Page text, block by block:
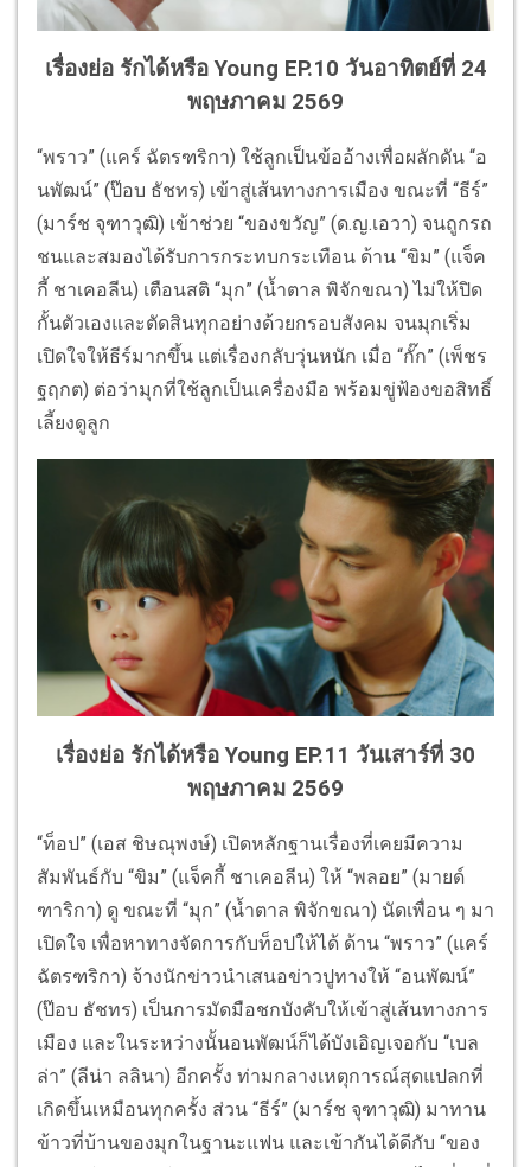
เรื่องย่อ รักได้หรือ Young EP.10 วันอาทิตย์ที่ 24
พฤษภาคม 2569
“พราว” (แคร์ ฉัตรฑริกา) ใช้ลูกเป็นข้ออ้างเพื่อผลักดัน “อ
นพัฒน์” (ป๊อบ ธัชทร) เข้าสู่เส้นทางการเมือง ขณะที่ “ธีร์”
(มาร์ช จุฑาวุฒิ) เข้าช่วย “ของขวัญ” (ด.ญ.เอวา) จนถูกรถ
ชนและสมองได้รับการกระทบกระเทือน ด้าน “ขิม” (แจ็ค
กี้ ชาเคอลีน) เตือนสติ “มุก” (น้ำตาล พิจักขณา) ไม่ให้ปิด
กั้นตัวเองและตัดสินทุกอย่างด้วยกรอบสังคม จนมุกเริ่ม
เปิดใจให้ธีร์มากขึ้น แต่เรื่องกลับวุ่นหนัก เมื่อ “กั๊ก” (เพ็ชร
ฐฤกต) ต่อว่ามุกที่ใช้ลูกเป็นเครื่องมือ พร้อมขู่ฟ้องขอสิทธิ์
เลี้ยงดูลูก
เรื่องย่อ รักได้หรือ Young EP.11 วันเสาร์ที่ 30
พฤษภาคม 2569
“ท็อป” (เอส ชิษณุพงษ์) เปิดหลักฐานเรื่องที่เคยมีความ
สัมพันธ์กับ “ขิม” (แจ็คกี้ ชาเคอลีน) ให้ “พลอย” (มายด์
ฑาริกา) ดู ขณะที่ “มุก” (น้ำตาล พิจักขณา) นัดเพื่อน ๆ มา
เปิดใจ เพื่อหาทางจัดการกับท็อปให้ได้ ด้าน “พราว” (แคร์
ฉัตรฑริกา) จ้างนักข่าวนำเสนอข่าวปูทางให้ “อนพัฒน์”
(ป๊อบ ธัชทร) เป็นการมัดมือชกบังคับให้เข้าสู่เส้นทางการ
เมือง และในระหว่างนั้นอนพัฒน์ก็ได้บังเอิญเจอกับ “เบล
ล่า” (ลีน่า ลลินา) อีกครั้ง ท่ามกลางเหตุการณ์สุดแปลกที่
เกิดขึ้นเหมือนทุกครั้ง ส่วน “ธีร์” (มาร์ช จุฑาวุฒิ) มาทาน
ข้าวที่บ้านของมุกในฐานะแฟน และเข้ากันได้ดีกับ “ของ